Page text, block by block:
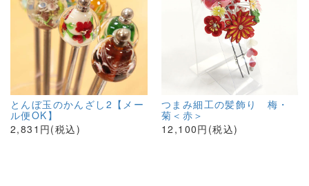
とんぼ玉のかんざし2【メー
ル便OK】
2,831円(税込)
つまみ細工の髪飾り 梅・
菊＜赤＞
12,100円(税込)